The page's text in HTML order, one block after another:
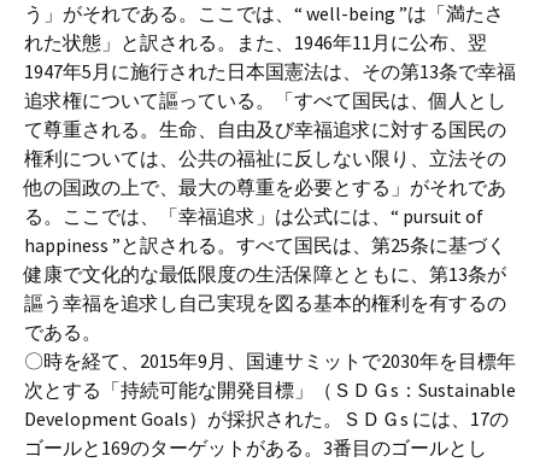
う」がそれである。ここでは、“ well-being ”は「満たさ
れた状態」と訳される。また、1946年11月に公布、翌
1947年5月に施行された日本国憲法は、その第13条で幸福
追求権について謳っている。「すべて国民は、個人とし
て尊重される。生命、自由及び幸福追求に対する国民の
権利については、公共の福祉に反しない限り、立法その
他の国政の上で、最大の尊重を必要とする」がそれであ
る。ここでは、「幸福追求」は公式には、“ pursuit of
happiness ”と訳される。すべて国民は、第25条に基づく
健康で文化的な最低限度の生活保障とともに、第13条が
謳う幸福を追求し自己実現を図る基本的権利を有するの
である。
〇時を経て、2015年9月、国連サミットで2030年を目標年
次とする「持続可能な開発目標」（ＳＤＧs：Sustainable
Development Goals）が採択された。ＳＤＧs には、17の
ゴールと169のターゲットがある。3番目のゴールとし